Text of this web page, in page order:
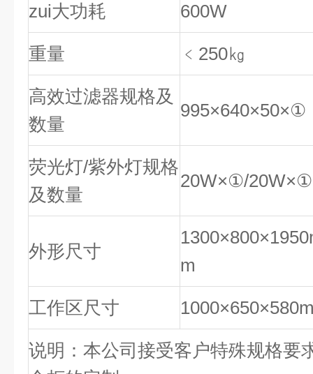
zui大功耗 600W
重量 ﹤250㎏
高效过滤器规格及
数量
995×640×50×①
荧光灯/紫外灯规格
及数量
20W×①/20W×①
外形尺寸
m
工作区尺寸
说明：本公司接受客户特殊规格要